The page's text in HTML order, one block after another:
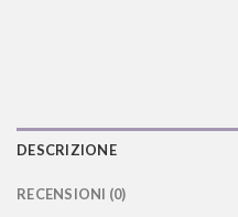
DESCRIZIONE
RECENSIONI (0)